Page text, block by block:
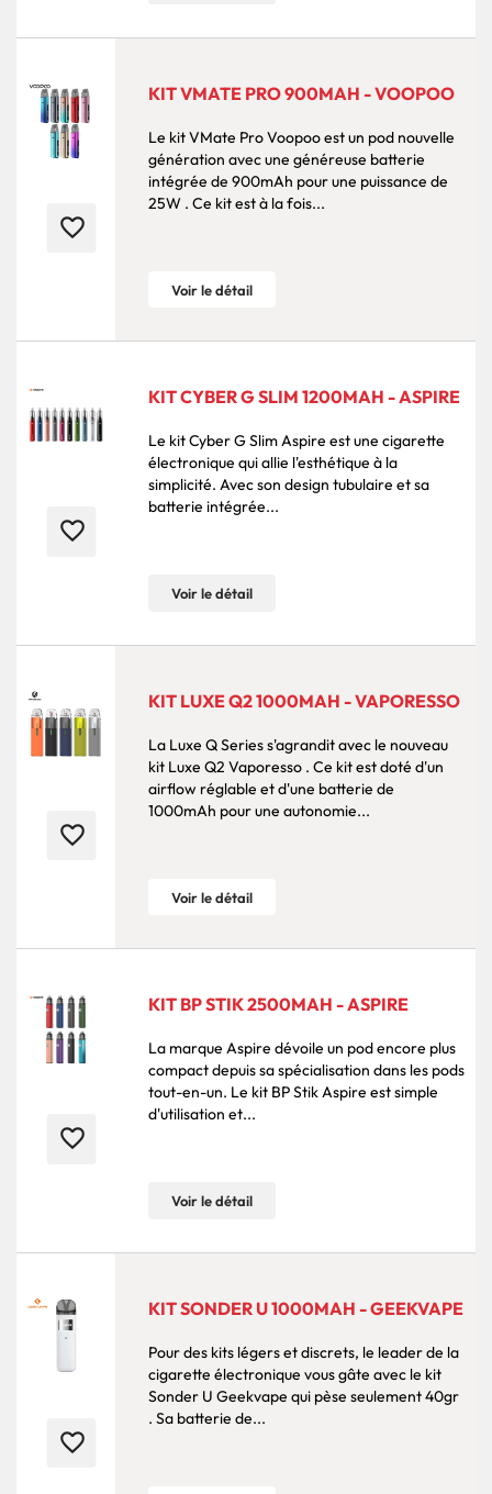
favorite_border
KIT VMATE PRO 900MAH - VOOPOO
Le kit VMate Pro Voopoo est un pod nouvelle
génération avec une généreuse batterie
intégrée de 900mAh pour une puissance de
25W . Ce kit est à la fois...
Voir le détail
favorite_border
KIT CYBER G SLIM 1200MAH - ASPIRE
Le kit Cyber G Slim Aspire est une cigarette
électronique qui allie l'esthétique à la
simplicité. Avec son design tubulaire et sa
batterie intégrée...
Voir le détail
favorite_border
KIT LUXE Q2 1000MAH - VAPORESSO
La Luxe Q Series s'agrandit avec le nouveau
kit Luxe Q2 Vaporesso . Ce kit est doté d'un
airflow réglable et d'une batterie de
1000mAh pour une autonomie...
Voir le détail
favorite_border
KIT BP STIK 2500MAH - ASPIRE
La marque Aspire dévoile un pod encore plus
compact depuis sa spécialisation dans les pods
tout-en-un. Le kit BP Stik Aspire est simple
d'utilisation et...
Voir le détail
favorite_border
KIT SONDER U 1000MAH - GEEKVAPE
Pour des kits légers et discrets, le leader de la
cigarette électronique vous gâte avec le kit
Sonder U Geekvape qui pèse seulement 40gr
. Sa batterie de...